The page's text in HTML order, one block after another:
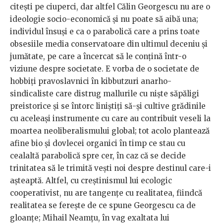
citești pe ciuperci, dar altfel Călin Georgescu nu are o
ideologie socio-economică și nu poate să aibă una;
individul însuși e ca o parabolică care a prins toate
obsesiile media conservatoare din ultimul deceniu și
jumătate, pe care a încercat să le conțină într-o
viziune despre societate. E vorba de o societate de
hobbiți pravoslavnici în kibbutzuri anarho-
sindicaliste care distrug mallurile cu niște săpăligi
preistorice și se întorc liniștiți să-și cultive grădinile
cu aceleași instrumente cu care au contribuit veseli la
moartea neoliberalismului global; tot acolo plantează
afine bio și dovlecei organici în timp ce stau cu
cealaltă parabolică spre cer, în caz că se decide
trinitatea să le trimită vești noi despre destinul care-i
așteaptă. Altfel, cu creștinismul lui ecologic
cooperativist, nu are tangențe cu realitatea, fiindcă
realitatea se ferește de ce spune Georgescu ca de
gloanțe; Mihail Neamțu, în vag exaltata lui